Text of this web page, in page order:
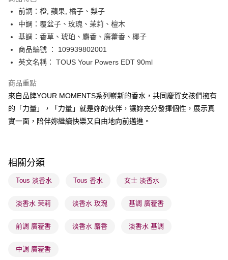
PayMe
WeChat Pay
BoC Pay
順豐自助櫃 - 確認發貨後1-3個工作天送達
每筆HK$65.00，滿HK$300.00或以上免運費
順豐站及營業點 - 確認發貨後1-3個工作天送達
物流公司進行物流配送
每筆HK$65.00，滿HK$300.00或以上免運費
(香港門市) 只顯示可選門市。確認發貨後2-5個工作天到店，3天內
每筆HK$20.00，滿HK$100.00或以上免運費
(澳門門市) 只顯示可選門市。確認發貨後2-5個工作天到店，3天內
前調：橙, 蘋果, 橘子、梨子
中調：覆盆子、玫瑰、茉莉、檀木
基調：香草、琥珀、麝香、廣藿香、椰子
商品編號 ： 109939802001
英文名稱： TOUS Your Powers EDT 90ml
商品重點
來自品牌YOUR MOMENTS系列嶄新的香水，共同慶賀女孩們擁有
的「力量」，「力量」就是妳的伙伴，讓妳充分發揮個性，展示真
實一面，陪伴妳繼續快樂又自由地向前邁進。
相關分類
Tous 淡香水 Tous 香水 女士 淡香水
淡香水 茉莉 淡香水 玫瑰 基調 廣藿香
前調 廣藿香 淡香水 麝香 淡香水 基調
中調 廣藿香